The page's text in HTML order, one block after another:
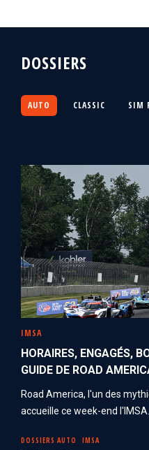
DOSSIERS
AUTO CLASSIC SIM
IMSA
HORAIRES, ENGAGÉS,
GUIDE DE ROAD
Road America, l'un des
accueille ce week-end l'IMSA.
DOSSIERS AUTO IMSA